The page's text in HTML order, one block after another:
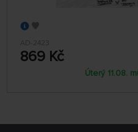
AD-2423
869 Kč
Úterý 11.08.